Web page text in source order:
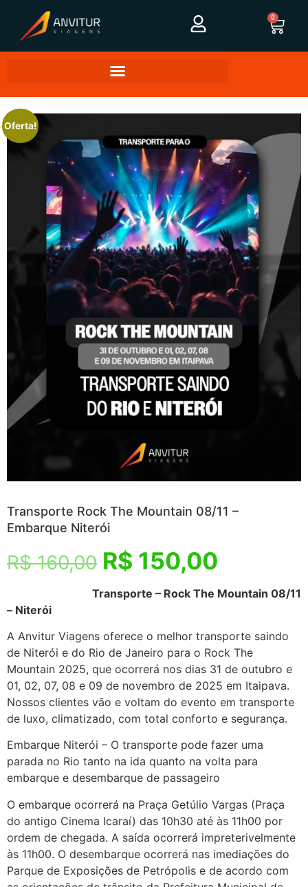
0
Oferta!
Transporte Rock The Mountain 08/11 –
Embarque Niterói
R$160,00 R$ 150,00
Transporte – Rock The Mountain 08/11
– Niterói
A Anvitur Viagens oferece o melhor transporte saindo
de Niterói e do Rio de Janeiro para o Rock The
Mountain 2025, que ocorrerá nos dias 31 de outubro e
01, 02, 07, 08 e 09 de novembro de 2025 em Itaipava.
Nossos clientes vão e voltam do evento em transporte
de luxo, climatizado, com total conforto e segurança.
Embarque Niterói – O transporte pode fazer uma
parada no Rio tanto na ida quanto na volta para
embarque e desembarque de passageiro
O embarque ocorrerá na Praça Getúlio Vargas (Praça
do antigo Cinema Icaraí) das 10h30 até às 11h00 por
ordem de chegada. A saída ocorrerá impreterivelmente
às 11h00. O desembarque ocorrerá nas imediações do
Parque de Exposições de Petrópolis e de acordo com